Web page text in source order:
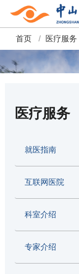
面
包
首页 / 医疗服务
医疗服务
就医指南
互联网医院
科室介绍
专家介绍